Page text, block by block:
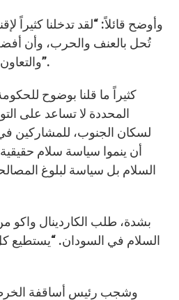
وأوضح قائلاً: “لقد تدخلنا كثيراً
تُحل بالعنف والحرب، وأن
والتعاون بغية التوصل إلى السلام”.
المحددة لا تساعد على
لسكان الجنوب، للمشاركين في
أن ينموا سياسة سلام
السلام بل سياسة لبلوغ
بشدة، طلب الكاردينال واكو
السلام في السودان. “يستطيع
وشجب رئيس أساقفة